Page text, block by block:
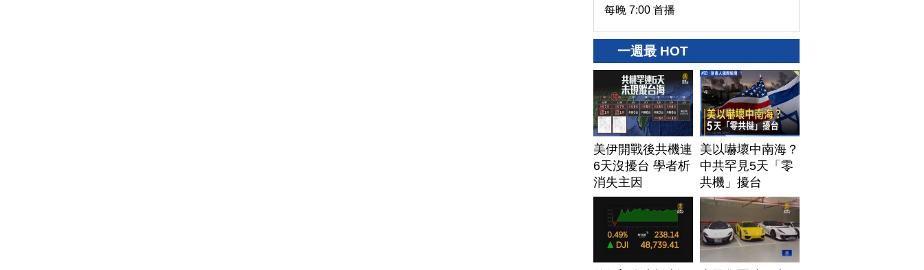
每晚 7:00 首播
一週最 HOT
美伊開戰後共機連
6天沒擾台 學者析
消失主因
美以嚇壞中南海？
中共罕見5天「零
共機」擾台